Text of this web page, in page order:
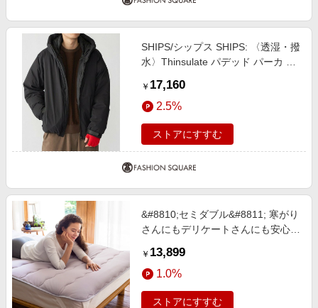
SHIPS/シップス SHIPS: 〈透湿・撥
水〉Thinsulate パデッド パーカ ブ
￥ 17,160
2.5%
ストアにすすむ
&#8810;セミダブル&#8811; 寒がり
さんにもデリケートさんにも安心
団シリーズ 敷きパッド ムーングレ
ー 【通販】
￥ 13,899
1.0%
ストアにすすむ